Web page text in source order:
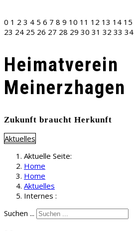
0 1 2 3 4 5 6 7 8 9 10 11 12 13 14 15
23 24 25 26 27 28 29 30 31 32 33 34
Heimatverein
Meinerzhagen
Zukunft braucht Herkunft
Aktuelles
Aktuelle Seite:
Home
Home
Aktuelles
Internes :
Suchen ...